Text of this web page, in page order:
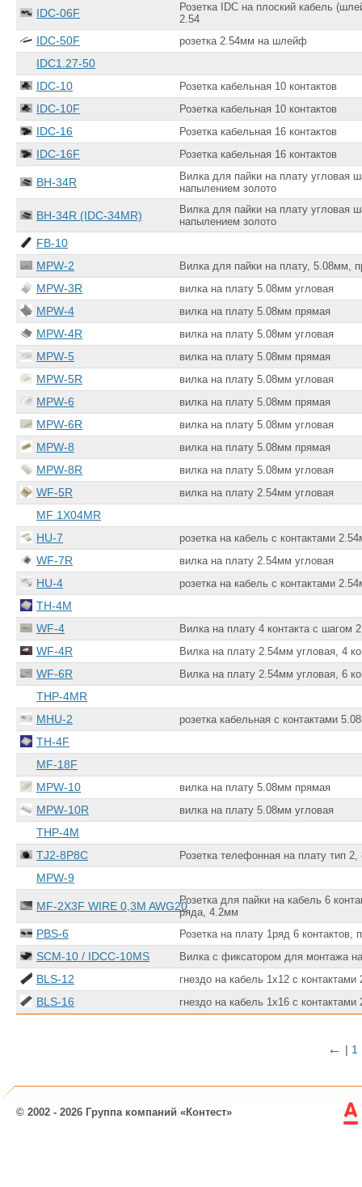
IDC-06F
Розетка IDC на плоский кабель
2.54
IDC-50F розетка 2.54мм на шлейф
IDC1.27-50
IDC-10
Розетка кабельная 10 контактов
IDC-10F Розетка кабельная 10 контактов
IDC-16 Розетка кабельная 16 контактов
IDC-16F Розетка кабельная 16 контактов
BH-34R
Вилка для пайки на плату угловая
напылением золото
BH-34R (IDC-34MR)
Вилка для пайки на плату угловая
напылением золото
FB-10
MPW-2
Вилка для пайки на плату, 5.08мм,
MPW-3R вилка на плату 5.08мм угловая
MPW-4 вилка на плату 5.08мм прямая
MPW-4R вилка на плату 5.08мм угловая
MPW-5 вилка на плату 5.08мм прямая
MPW-5R вилка на плату 5.08мм угловая
MPW-6 вилка на плату 5.08мм прямая
MPW-6R вилка на плату 5.08мм угловая
MPW-8 вилка на плату 5.08мм прямая
MPW-8R вилка на плату 5.08мм угловая
WF-5R вилка на плату 2.54мм угловая
MF 1X04MR
HU-7
розетка на кабель c контактами
WF-7R вилка на плату 2.54мм угловая
HU-4 розетка на кабель c контактами
TH-4M
WF-4
Вилка на плату 4 контакта с шагом
WF-4R Вилка на плату 2.54мм угловая, 4
WF-6R Вилка на плату 2.54мм угловая, 6
THP-4MR
MHU-2
розетка кабельная с контактами
TH-4F
MF-18F
MPW-10
вилка на плату 5.08мм прямая
MPW-10R вилка на плату 5.08мм угловая
THP-4M
TJ2-8P8C
Розетка телефонная на плату тип 2,
MPW-9
MF-2X3F WIRE 0,3M AWG20Розетка для пайки на кабель 6
ряда, 4.2мм
PBS-6 Розетка на плату 1ряд 6
SCM-10 / IDCC-10MS Вилка с фиксатором для монтажа
BLS-12 гнездо на кабель 1х12 с
BLS-16 гнездо на кабель 1х16 с
← | 1
© 2002 - 2026 Группа компаний «Контест»